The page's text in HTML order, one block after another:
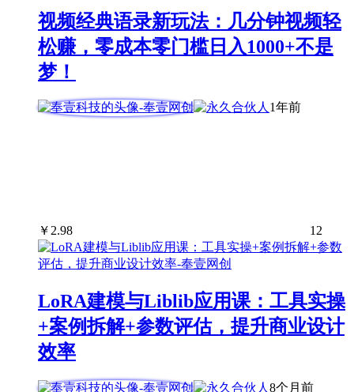
视频经典语录新玩法：几分钟视频轻
松赚，零成本零门槛日入1000+不是
梦！
1年前
￥2.98 12
LoRA建模与Liblib应用课：工具实操
+案例拆解+参数评估，提升商业设计
效率
8个月前